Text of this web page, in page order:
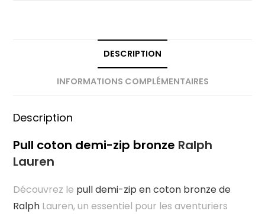
DESCRIPTION
INFORMATIONS COMPLÉMENTAIRES
Description
Pull coton demi-zip bronze Ralph
Lauren
Découvrez le pull demi-zip en coton bronze de
Ralph Lauren, un essentiel pour les aventuriers